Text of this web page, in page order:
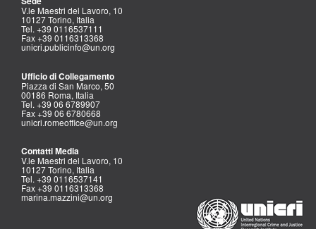
V.le Maestri del Lavoro, 10
10127 Torino, Italia
Tel. +39 0116537111
Fax +39 0116313368
unicri.publicinfo@un.org
Ufficio di Collegamento
Piazza di San Marco, 50
00186 Roma, Italia
Tel. +39 06 6789907
Fax +39 06 6780668
unicri.romeoffice@un.org
Contatti Media
V.le Maestri del Lavoro, 10
10127 Torino, Italia
Tel. +39 0116537141
Fax +39 0116313368
marina.mazzini@un.org